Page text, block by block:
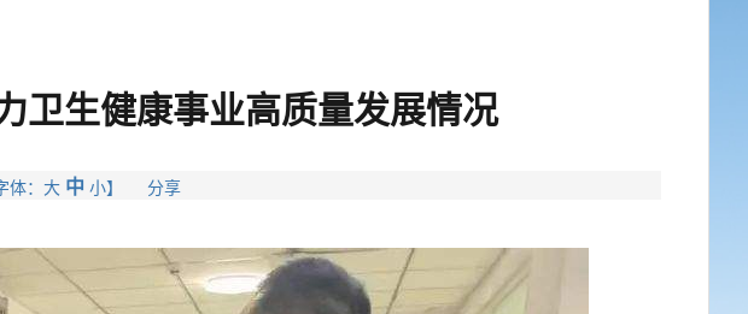
卫生健康事业高质量发展情况
： 大 中 小】 分享